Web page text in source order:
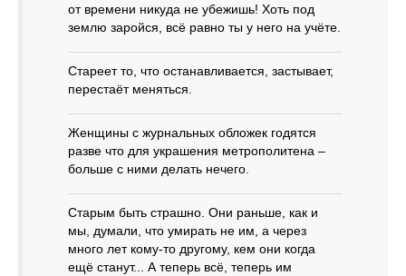
от времени никуда не убежишь! Хоть под
землю заройся, всё равно ты у него на учёте.
Стареет то, что останавливается, застывает,
перестаёт меняться.
Женщины с журнальных обложек годятся
разве что для украшения метрополитена –
больше с ними делать нечего.
Старым быть страшно. Они раньше, как и
мы, думали, что умирать не им, а через
много лет кому‑то другому, кем они когда
ещё станут... А теперь всё, теперь им